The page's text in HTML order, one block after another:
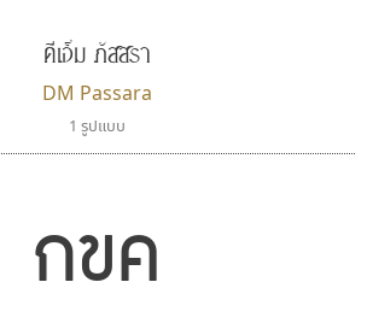
ดีเอ็ม ภัสสรา
DM Passara
1 รูปแบบ
กขค